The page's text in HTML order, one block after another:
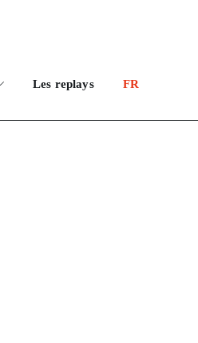
Les replays FR